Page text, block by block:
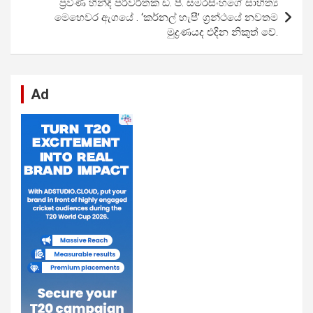
k
p
ප්‍රවීණ හින්දි පරිවර්තක ඩී. පී. සමරසිංහගේ සාහිත්‍ය
මෙහෙවර ඇගයේ . ‘කර්නල් හැපී’ ග්‍රන්ථයේ නවතම
මුද්‍රණයද එදින නිකුත් වේ.
Ad